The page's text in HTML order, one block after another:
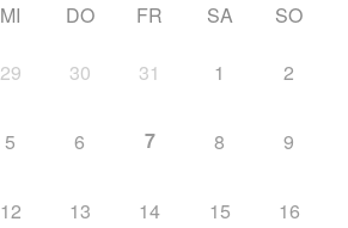
MI DO FR SA SO
29 30 31 1 2
5 6 7 8 9
12 13 14 15 16